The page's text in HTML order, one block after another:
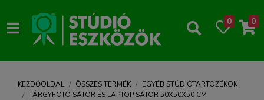
0 0
KEZDŐOLDAL ÖSSZES TERMÉK
EGYÉB STÚDIÓTARTOZÉKOK
TÁRGYFOTÓ SÁTOR ÉS LAPTOP SÁTOR 50X50X50 CM